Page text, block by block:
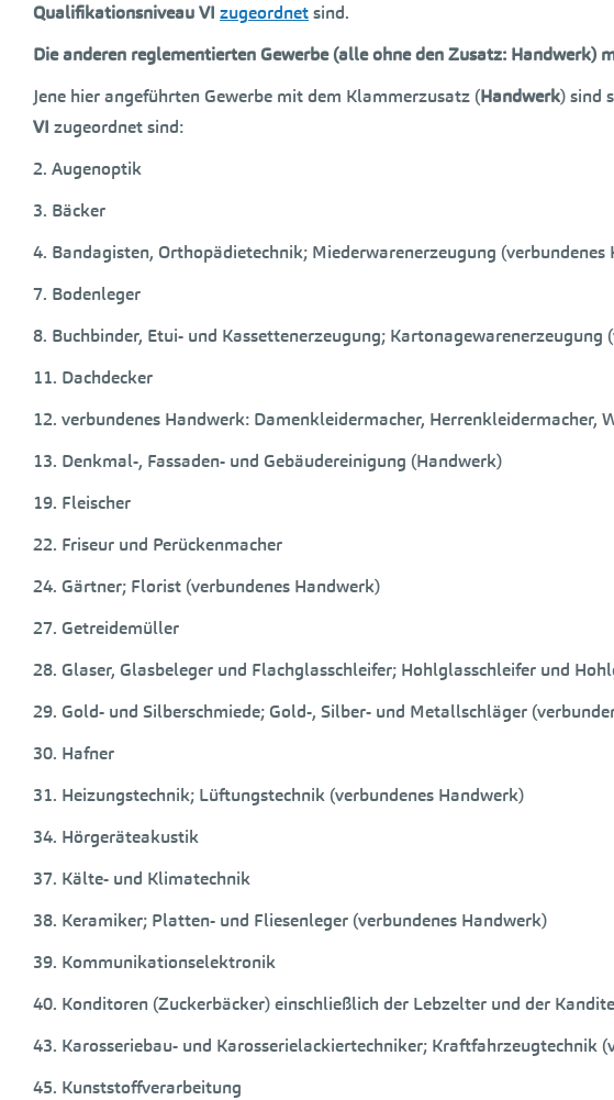
Qualifikationsniveau VI zugeordnetsind.
Die anderen reglementierten Gewerbe (alle ohne den Zusatz:
Jene hier angeführten Gewerbe mit dem Klammerzusatz (Handwerk) sind
VI zugeordnet sind:
2. Augenoptik
3. Bäcker
4. Bandagisten, Orthopädietechnik; Miederwarenerzeugung (verbundenes
7. Bodenleger
8. Buchbinder, Etui- und Kassettenerzeugung; Kartonagewarenerzeugung
11. Dachdecker
12. verbundenes Handwerk: Damenkleidermacher, Herrenkleidermacher,
13. Denkmal-, Fassaden- und Gebäudereinigung (Handwerk)
19. Fleischer
22. Friseur und Perückenmacher
24. Gärtner; Florist (verbundenes Handwerk)
27. Getreidemüller
28. Glaser, Glasbeleger und Flachglasschleifer; Hohlglasschleifer und
29. Gold- und Silberschmiede; Gold-, Silber- und Metallschläger
30. Hafner
31. Heizungstechnik; Lüftungstechnik (verbundenes Handwerk)
34. Hörgeräteakustik
37. Kälte- und Klimatechnik
38. Keramiker; Platten- und Fliesenleger (verbundenes Handwerk)
39. Kommunikationselektronik
40. Konditoren (Zuckerbäcker) einschließlich der Lebzelter und der
43. Karosseriebau- und Karosserielackiertechniker; Kraftfahrzeugtechnik
45. Kunststoffverarbeitung